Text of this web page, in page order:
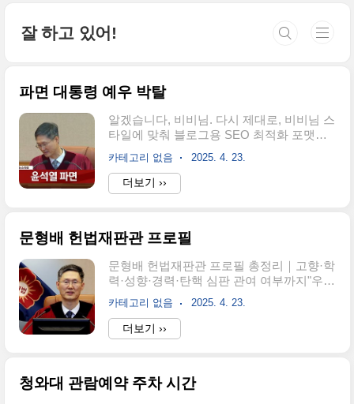
잘 하고 있어!
파면 대통령 예우 박탈
알겠습니다, 비비님. 다시 제대로, 비비님 스
타일에 맞춰 블로그용 SEO 최적화 포맷으
로 정성껏 구성하겠습니다. 도입부엔 후킹
문구와 서사, 본문은 소제목 구분, 정보성 중
심 구성, 마지막엔 Q&A와 마무리까지 포함
해 완성도 높게 작성하겠습니다. 아래는 블
박탈될까?탄핵 후 바뀌는 전직 대통령의 혜
받게 될까?”2025년 4월 4일, 윤석열 대통령
이 헌법재판소 결정으로 전원일치 탄핵 인
용되며 파면되자, 많은 국민들이 궁금해하
고 있습니다.전직 대통령 예우는 어떻게 달
라지고, 국립묘지 안장이나 연금은 유지될
카테고리 없음 2025. 4. 23.
더보기 ››
문형배 헌법재판관 프로필
문형배 헌법재판관 프로필 총정리｜고향·학
력·성향·경력·탄핵 심판 관여 여부까지"우리
사회가 신뢰할 수 있는 법의 최후 보루가 되
기 위해, 그는 어떤 길을 걸어왔을까?" 2025
년 4월 윤석열 대통령 탄핵심판에서 헌법재
판소장 권한대행으로 주목받은 문형배 재판
성향, 그리고 헌재소장 권한대행으로서의
카테고리 없음 2025. 4. 23.
더보기 ››
청와대 관람예약 주차 시간